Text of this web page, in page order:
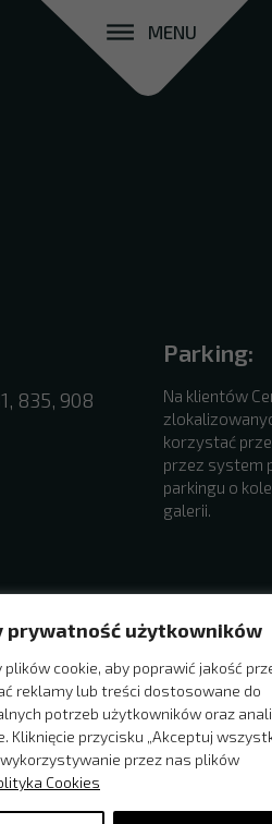
prywatność użytkowników
plików cookie, aby poprawić jakość
reklamy lub treści dostosowane do
potrzeb użytkowników oraz
Kliknięcie przycisku „Akceptuj
przez nas plików
Cookies
MENU
835, 908
Parking:
Na klientów
korzystać
przez system
parkingu o
galerii.